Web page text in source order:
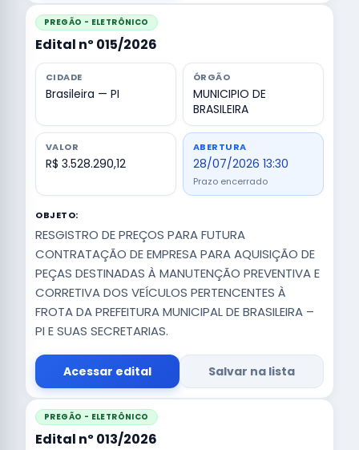
PREGÃO - ELETRÔNICO
Edital nº 015/2026
CIDADE
Brasileira — PI
ÓRGÃO
MUNICIPIO DE
BRASILEIRA
VALOR
R$ 3.528.290,12
ABERTURA
28/07/2026 13:30
Prazo encerrado
OBJETO:
RESGISTRO DE PREÇOS PARA FUTURA
CONTRATAÇÃO DE EMPRESA PARA AQUISIÇÃO DE
PEÇAS DESTINADAS À MANUTENÇÃO PREVENTIVA E
CORRETIVA DOS VEÍCULOS PERTENCENTES À
FROTA DA PREFEITURA MUNICIPAL DE BRASILEIRA –
PI E SUAS SECRETARIAS.
Acessar edital Salvar na lista
PREGÃO - ELETRÔNICO
Edital nº 013/2026